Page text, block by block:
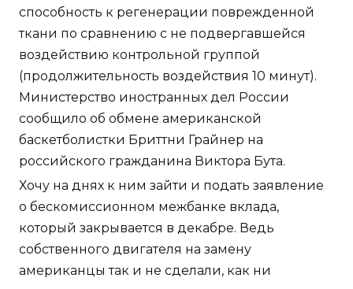
способность к регенерации поврежденной
ткани по сравнению с не подвергавшейся
воздействию контрольной группой
(продолжительность воздействия 10 минут).
Министерство иностранных дел России
сообщило об обмене американской
баскетболистки Бриттни Грайнер на
российского гражданина Виктора Бута.
Хочу на днях к ним зайти и подать заявление
о бескомиссионном межбанке вклада,
который закрывается в декабре. Ведь
собственного двигателя на замену
американцы так и не сделали, как ни